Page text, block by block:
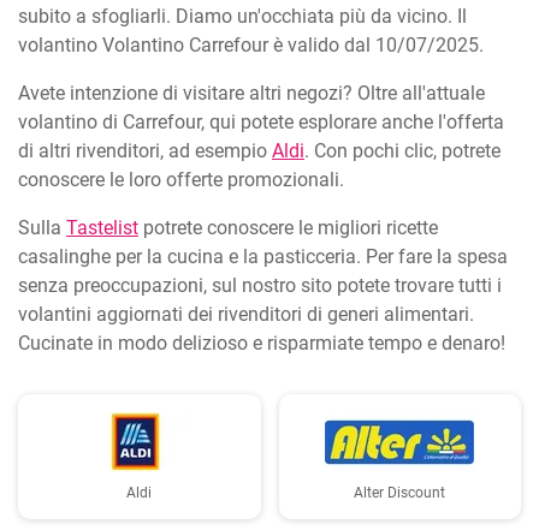
subito a sfogliarli. Diamo un'occhiata più da vicino. Il
volantino Volantino Carrefour è valido dal 10/07/2025.
Avete intenzione di visitare altri negozi? Oltre all'attuale
volantino di Carrefour, qui potete esplorare anche l'offerta
di altri rivenditori, ad esempio Aldi. Con pochi clic, potrete
conoscere le loro offerte promozionali.
Sulla Tastelist potrete conoscere le migliori ricette
casalinghe per la cucina e la pasticceria. Per fare la spesa
senza preoccupazioni, sul nostro sito potete trovare tutti i
volantini aggiornati dei rivenditori di generi alimentari.
Cucinate in modo delizioso e risparmiate tempo e denaro!
Aldi Alter Discount